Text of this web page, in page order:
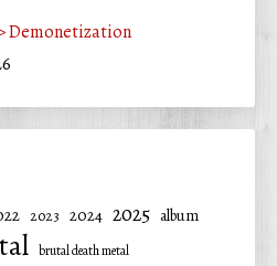
Demonetization
2023 2024 2025 album
brutal death metal